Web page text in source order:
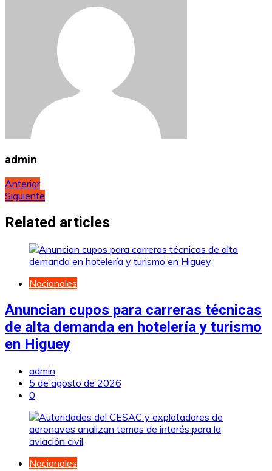
admin
Navegación
de
entradas
Anterior
Siguiente
Related articles
Nacionales
Anuncian cupos para carreras técnicas
de alta demanda en hotelería y turismo
en Higuey
admin
5 de agosto de 2026
0
Nacionales